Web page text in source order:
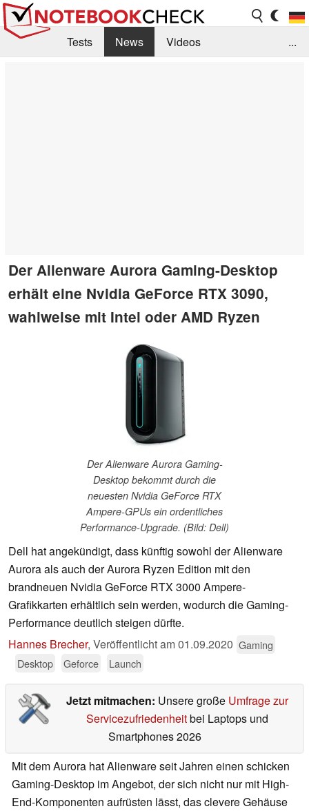
Tests News
Videos
...
Der Alienware Aurora Gaming-Desktop
erhält eine Nvidia GeForce RTX 3090,
wahlweise mit Intel oder AMD Ryzen
Der Alienware Aurora Gaming-
Desktop bekommt durch die
neuesten Nvidia GeForce RTX
Ampere-GPUs ein ordentliches
Performance-Upgrade. (Bild: Dell)
Dell hat angekündigt, dass künftig sowohl der Alienware
Aurora als auch der Aurora Ryzen Edition mit den
brandneuen Nvidia GeForce RTX 3000 Ampere-
Grafikkarten erhältlich sein werden, wodurch die Gaming-
Performance deutlich steigen dürfte.
Hannes Brecher, Veröffentlicht am01.09.2020 Gaming
Desktop
Geforce Launch
Jetzt mitmachen: Unsere große Umfrage zur
Servicezufriedenheitbei Laptops und
Smartphones 2026
Mit dem Aurora hat Alienware seit Jahren einen schicken
Gaming-Desktop im Angebot, der sich nicht nur mit High-
End-Komponenten aufrüsten lässt, das clevere Gehäuse